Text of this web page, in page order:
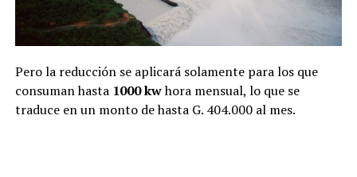
Pero la reducción se aplicará solamente para los que
consuman hasta 1000 kwhora mensual, lo que se
traduce en un monto de hasta G. 404.000 al mes.